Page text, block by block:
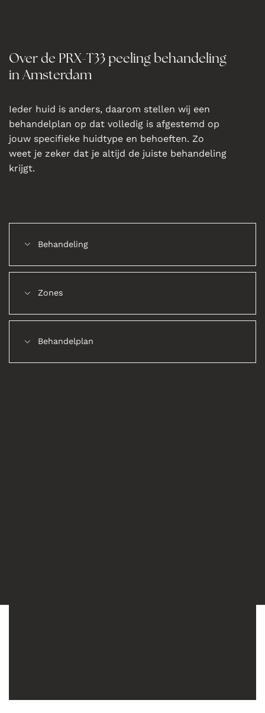
Over de PRX-T33 peeling behandeling
in Amsterdam
Ieder huid is anders, daarom stellen wij een
behandelplan op dat volledig is afgestemd op
jouw specifieke huidtype en behoeften. Zo
weet je zeker dat je altijd de juiste behandeling
krijgt.
Behandeling
Zones
Behandelplan